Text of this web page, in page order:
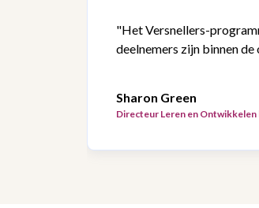
"Het Versnellers-
deelnemers zijn binnen
Sharon Green
Directeur Leren en Ontwikkelen